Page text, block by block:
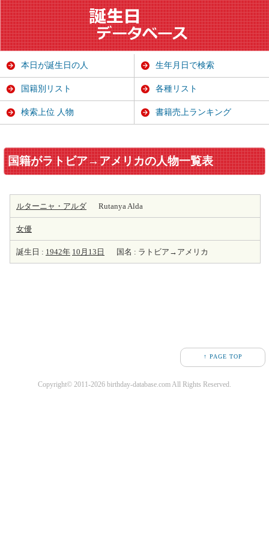
国籍がラトビア→アメリカの人物一覧表
ルターニャ・アルダ Rutanya Alda
女優
誕生日 : 1942年 10月13日 国名 : ラトビア→アメリカ
本日が誕生日の人 生年月日で検索
国籍別リスト 各種リスト
検索上位 人物 書籍売上ランキング
↑ PAGE TOP
Copyright© 2011-2026 birthday-database.com All Rights Reserved.